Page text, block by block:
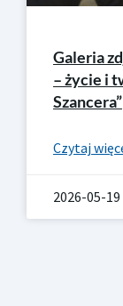
Galeria
– życie i
Szancera”
Czytaj
2026-05-19